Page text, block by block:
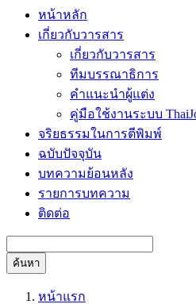
หน้าหลัก
เกี่ยวกับวารสาร
เกี่ยวกับวารสาร
ทีมบรรณาธิการ
คำแนะนำผู้แต่ง
คู่มือใช้งานระบบ
จริยธรรมในการตีพิมพ์
ฉบับปัจจุบัน
บทความย้อนหลัง
รายการบทความ
ติดต่อ
ค้นหา
หน้าแรก